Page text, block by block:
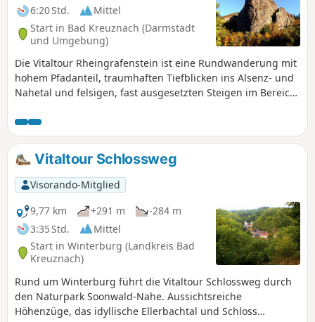
6:20 Std.
Mittel
Start in Bad Kreuznach (Darmstadt
und Umgebung)
Die Vitaltour Rheingrafenstein ist eine Rundwanderung mit
hohem Pfadanteil, traumhaften Tiefblicken ins Alsenz- und
Nahetal und felsigen, fast ausgesetzten Steigen im Bereich
Hochflächen, die schöne Fernsichten bis ins Nordpfälzische
Bergland ermöglichen. Mit der Burgruine Rheingrafenstein
und der bewirtschafteten Altenbaumburg liegen auch noch
zwei sehenswerte mittelalterliche Gemäuer am Weg.
Vitaltour Schlossweg
Visorando-Mitglied
9,77 km
+291 m
-284 m
3:35 Std.
Mittel
Start in Winterburg (Landkreis Bad
Kreuznach)
Rund um Winterburg führt die Vitaltour Schlossweg durch
den Naturpark Soonwald-Nahe. Aussichtsreiche
Höhenzüge, das idyllische Ellerbachtal und Schloss